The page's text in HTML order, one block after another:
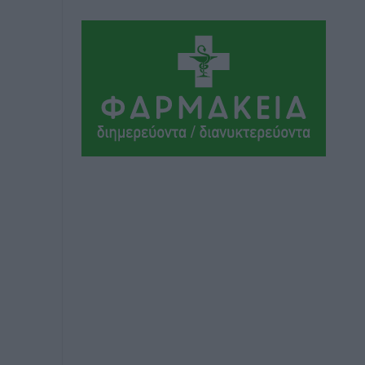
Συνελήφθη 37χρονη στη Ρόδο γιατί
είχε αφήσει τα τρία ανήλικα παιδιά της
χωρίς επιτήρηση
Τοπικές Ειδήσεις πριν 10 ώρες
Σταυρός Καλυθιών: Απέκτησε την